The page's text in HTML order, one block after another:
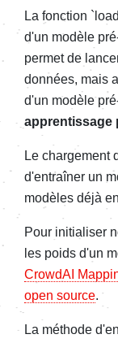
La fonction
d'un modèle
permet de
données, mais
d'un modèle
apprentissage
Le chargement
d'entraîner un
modèles déjà
Pour initialiser
les poids d'un
CrowdAI
open source.
La méthode